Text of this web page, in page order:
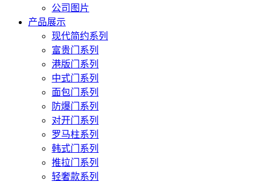
公司图片
产品展示
现代简约系列
富贵门系列
港版门系列
中式门系列
面包门系列
防爆门系列
对开门系列
罗马柱系列
韩式门系列
推拉门系列
轻奢款系列